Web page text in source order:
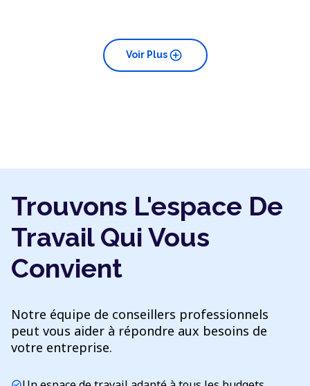
add_circle
Voir Plus
Trouvons L'espace De
Travail Qui Vous
Convient
Notre équipe de conseillers professionnels
peut vous aider à répondre aux besoins de
votre entreprise.